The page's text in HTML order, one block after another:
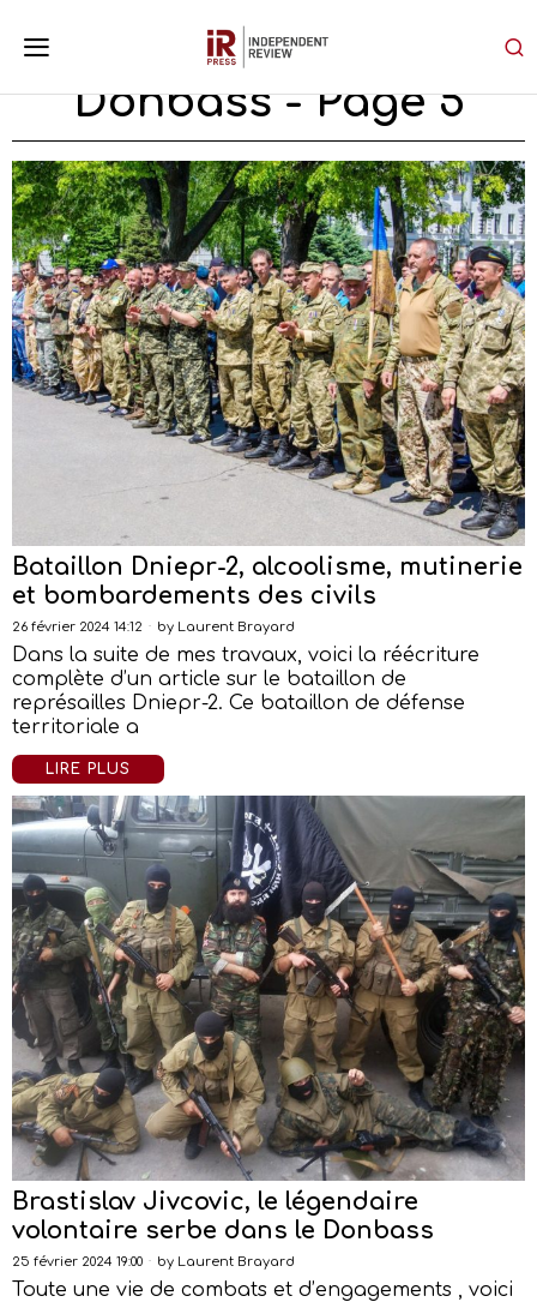
Donbass- Page 5
Bataillon Dniepr-2, alcoolisme, mutinerie
et bombardements des civils
26 février 2024 14:12 by Laurent Brayard
Dans la suite de mes travaux, voici la réécriture
complète d’un article sur le bataillon de
représailles Dniepr-2. Ce bataillon de défense
territoriale a
LIRE PLUS
Brastislav Jivcovic, le légendaire
volontaire serbe dans le Donbass
25 février 2024 19:00 by Laurent Brayard
Toute une vie de combats et d’engagements , voici